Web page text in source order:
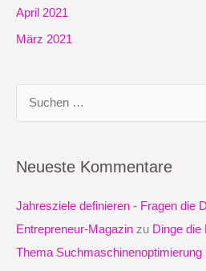
April 2021
März 2021
h
e
n
n
Neueste Kommentare
Jahresziele definieren - Fragen die
Entrepreneur-Magazin zu Dinge die
Thema